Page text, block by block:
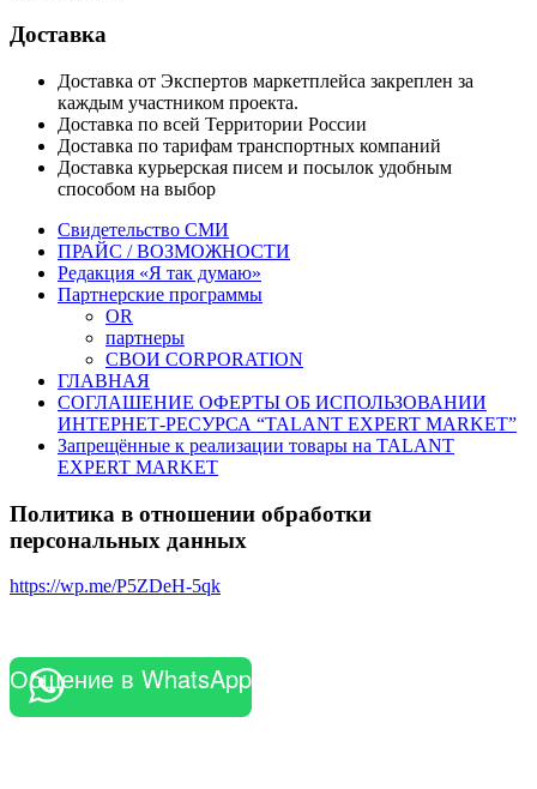
Доставка
Доставка от Экспертов маркетплейса закреплен за
каждым участником проекта.
Доставка по всей Территории России
Доставка по тарифам транспортных компаний
Доставка курьерская писем и посылок удобным
способом на выбор
Свидетельство СМИ
ПРАЙС / ВОЗМОЖНОСТИ
Редакция «Я так думаю»
Партнерские программы
OR
партнеры
СВОИ CORPORATION
ГЛАВНАЯ
СОГЛАШЕНИЕ ОФЕРТЫ ОБ ИСПОЛЬЗОВАНИИ
ИНТЕРНЕТ-РЕСУРСА “TALANT EXPERT MARKET”
Запрещённые к реализации товары на TALANT
EXPERT MARKET
Политика в отношении обработки
персональных данных
https://wp.me/P5ZDeH-5qk
Общение в WhatsApp